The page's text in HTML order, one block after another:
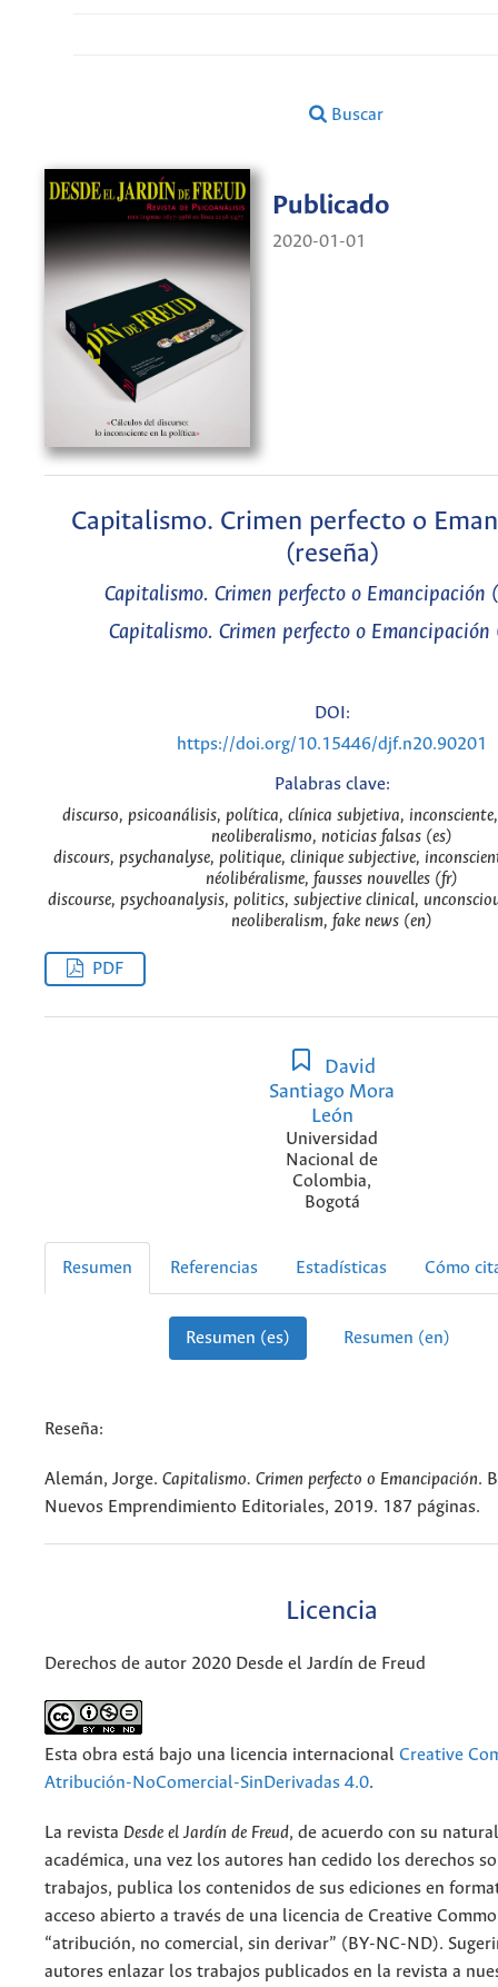
Buscar
Publicado
2020-01-01
Capitalismo. Crimen perfecto o
(reseña)
Capitalismo. Crimen perfecto o Emancipación
Capitalismo. Crimen perfecto o Emancipación
DOI:
https://doi.org/10.15446/djf.n20.90201
Palabras clave:
discurso, psicoanálisis, política, clínica subjetiva,
neoliberalismo, noticias falsas (es)
discours, psychanalyse, politique, clinique subjective,
néolibéralisme, fausses nouvelles (fr)
discourse, psychoanalysis, politics, subjective clinical,
neoliberalism, fake news (en)
PDF
David
Santiago Mora
León
Universidad
Nacional de
Colombia,
Bogotá
Resumen Referencias Estadísticas Cómo
Resumen (es) Resumen (en)
Reseña:
Alemán, Jorge. Capitalismo. Crimen perfecto o Emancipación.
Nuevos Emprendimiento Editoriales, 2019. 187 páginas.
Licencia
Derechos de autor 2020 Desde el Jardín de Freud
Esta obra está bajo una licencia internacional Creative
Atribución-NoComercial-SinDerivadas 4.0.
La revista Desde el Jardín de Freud, de acuerdo con su
académica, una vez los autores han cedido los derechos
trabajos, publica los contenidos de sus ediciones en
acceso abierto a través de una licencia de Creative
“atribución, no comercial, sin derivar” (BY-NC-ND).
autores enlazar los trabajos publicados en la revista a